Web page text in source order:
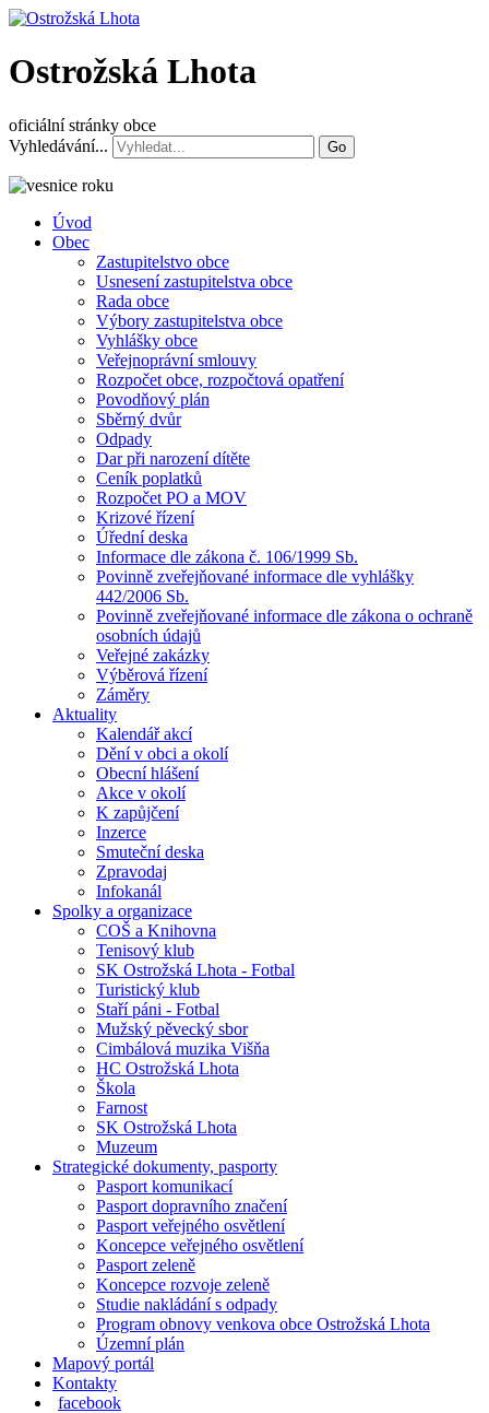
Ostrožská Lhota
oficiální stránky obce
Vyhledávání...
Go
Úvod
Obec
Zastupitelstvo obce
Usnesení zastupitelstva obce
Rada obce
Výbory zastupitelstva obce
Vyhlášky obce
Veřejnoprávní smlouvy
Rozpočet obce, rozpočtová opatření
Povodňový plán
Sběrný dvůr
Odpady
Dar při narození dítěte
Ceník poplatků
Rozpočet PO a MOV
Krizové řízení
Úřední deska
Informace dle zákona č. 106/1999 Sb.
Povinně zveřejňované informace dle vyhlášky
442/2006 Sb.
Povinně zveřejňované informace dle zákona o ochraně
osobních údajů
Veřejné zakázky
Výběrová řízení
Záměry
Aktuality
Kalendář akcí
Dění v obci a okolí
Obecní hlášení
Akce v okolí
K zapůjčení
Inzerce
Smuteční deska
Zpravodaj
Infokanál
Spolky a organizace
COŠ a Knihovna
Tenisový klub
SK Ostrožská Lhota - Fotbal
Turistický klub
Staří páni - Fotbal
Mužský pěvecký sbor
Cimbálová muzika Višňa
HC Ostrožská Lhota
Škola
Farnost
SK Ostrožská Lhota
Muzeum
Strategické dokumenty, pasporty
Pasport komunikací
Pasport dopravního značení
Pasport veřejného osvětlení
Koncepce veřejného osvětlení
Pasport zeleně
Koncepce rozvoje zeleně
Studie nakládání s odpady
Program obnovy venkova obce Ostrožská Lhota
Územní plán
Mapový portál
Kontakty
facebook